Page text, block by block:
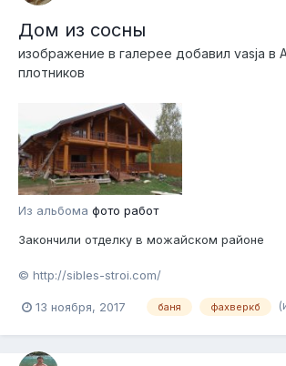
Дом из сосны
изображение в галерее добавил vasja в
плотников
Из альбома фото работ
Закончили отделку в можайском районе
© http://sibles-stroi.com/
13 ноября, 2017 баня фахверкб